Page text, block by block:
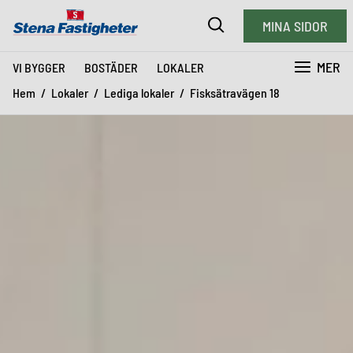
VI BYGGER BOSTÄDER LOKALER MER
MINA SIDOR
Hem Lokaler Lediga lokaler Fisksätravägen 18